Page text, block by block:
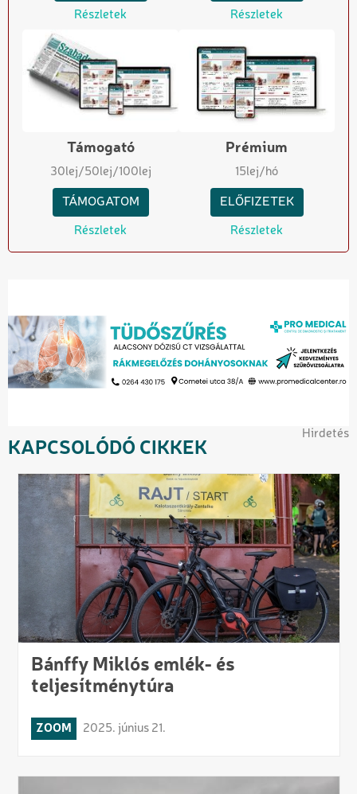
Részletek Részletek
Támogató
30lej/50lej/100lej
TÁMOGATOM
Részletek
Prémium
15lej/hó
ELŐFIZETEK
Részletek
Hirdetés
KAPCSOLÓDÓ CIKKEK
Bánffy Miklós emlék- és
teljesítménytúra
ZOOM 2025. június 21.